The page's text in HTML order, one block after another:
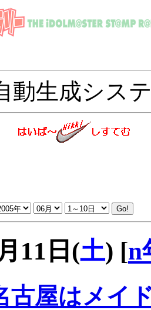
動生成シス
11日(土) [n
古屋はメイ